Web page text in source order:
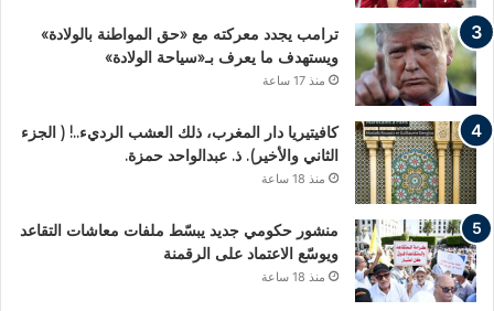
ترامب يجدد معركته مع «حق المواطنة بالولادة»
ويستهدف ما يعرف بـ«سياحة الولادة»
منذ 17 ساعة
كافيتيريا دار المغرب، ذلك العشب الرديء..! ( الجزء
الثاني والأخير). ذ. عبدالواحد حمزة.
منذ 18 ساعة
منشور حكومي جديد يبسّط ملفات معاشات التقاعد
ويوسّع الاعتماد على الرقمنة
منذ 18 ساعة